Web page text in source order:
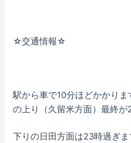
☆交通情報☆
駅から車で10分ほどかかり
の上り（久留米方面）最終が
下りの日田方面は23時過ぎ